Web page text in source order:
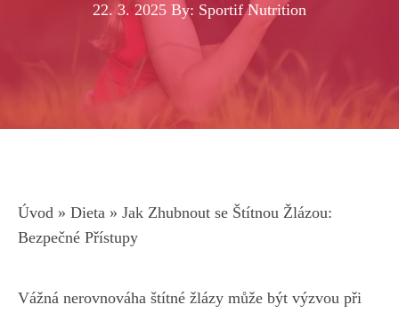
22. 3. 2025 By: Sportif Nutrition
Úvod » Dieta » Jak Zhubnout se Štítnou Žlázou:
Bezpečné Přístupy
Vážná nerovnováha štítné žlázy⁤ může být výzvou⁣ při